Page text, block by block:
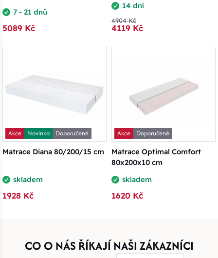
7 - 21 dnů
5089 Kč
14 dní
4904 Kč
4119 Kč
Akce Novinka
Doporučené
Matrace Diana 80/200/15 cm
skladem
1928 Kč
Akce
Doporučené
Matrace Optimal Comfort
80x200x10 cm
skladem
1620 Kč
CO O NÁS ŘÍKAJÍ NAŠI ZÁKAZNÍCI